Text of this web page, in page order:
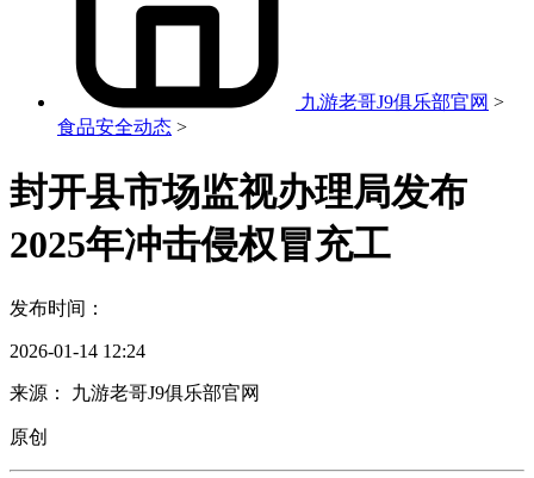
九游老哥J9俱乐部官网 >
食品安全动态 >
封开县市场监视办理局发布
2025年冲击侵权冒充工
发布时间：
2026-01-14 12:24
来源： 九游老哥J9俱乐部官网
原创